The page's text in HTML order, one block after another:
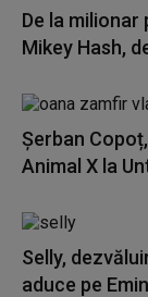
De la milionar
Mikey Hash,
Șerban
Animal X la
Selly,
aduce pe